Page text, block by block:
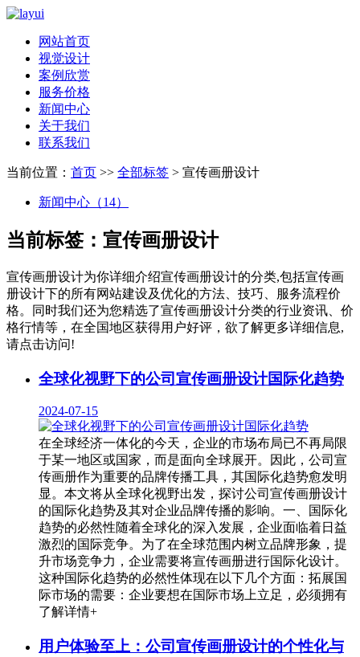
网站首页
视觉设计
案例欣赏
服务价格
新闻中心
关于我们
联系我们
当前位置： 首页 >> 全部标签 > 宣传画册设计
新闻中心（14）
当前标签： 宣传画册设计
宣传画册设计为你详细介绍宣传画册设计的分类,包括宣传画
册设计下的所有网站建设及优化的方法、技巧、服务流程价
格。同时我们还为您精选了宣传画册设计分类的行业资讯、价
格行情等，在全国地区获得用户好评，欲了解更多详细信息,
请点击访问!
全球化视野下的公司宣传画册设计国际化趋势
2024-07-15
在全球经济一体化的今天，企业的市场布局已不再局限
于某一地区或国家，而是面向全球展开。因此，公司宣
传画册作为重要的品牌传播工具，其国际化趋势愈发明
显。本文将从全球化视野出发，探讨公司宣传画册设计
的国际化趋势及其对企业品牌传播的影响。一、国际化
趋势的必然性随着全球化的深入发展，企业面临着日益
激烈的国际竞争。为了在全球范围内树立品牌形象，提
升市场竞争力，企业需要将宣传画册进行国际化设计。
这种国际化趋势的必然性体现在以下几个方面：拓展国
际市场的需要：企业要想在国际市场上立足，必须拥有
了解详情+
用户体验至上：公司宣传画册设计的个性化与